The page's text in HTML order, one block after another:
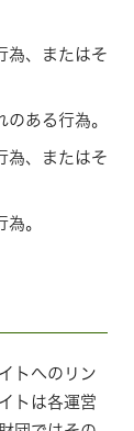
為、またはそ
ある行為。
為、またはそ
。
トへのリン
トは各運営